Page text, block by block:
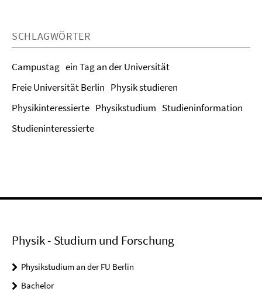
SCHLAGWÖRTER
Campustag ein Tag an der Universität
Freie Universität Berlin Physik studieren
Physikinteressierte Physikstudium Studieninformation
Studieninteressierte
Physik - Studium und Forschung
Physikstudium an der FU Berlin
Bachelor